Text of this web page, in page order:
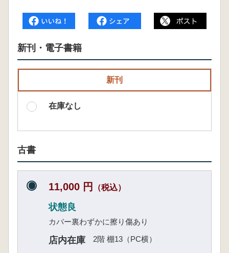
新刊・電子書籍
新刊
在庫なし
古書
11,000 円 （税込）
状態良
カバー裏わずかに擦り傷あり
店内在庫 2階 棚13（PC横）